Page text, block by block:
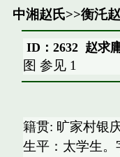
中湘赵氏>>衡汑
ID：2632 赵求
图 参见 1
籍贯: 旷家村银庆
生平：太学生